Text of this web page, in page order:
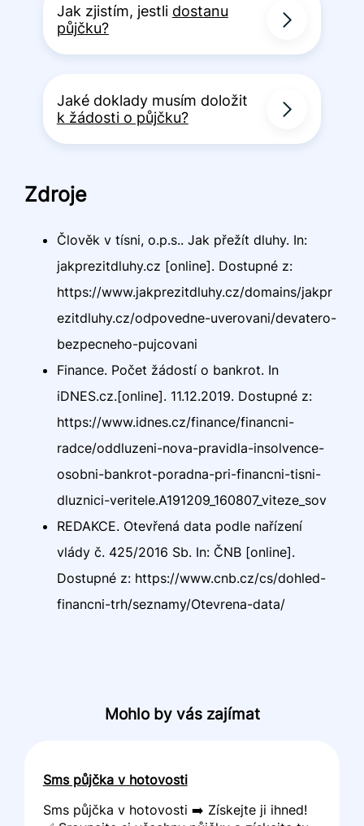
Jak zjistím, jestli dostanu
půjčku?
Jaké doklady musím doložit
k žádosti o půjčku?
Zdroje
Člověk v tísni, o.p.s.. Jak přežít dluhy. In:
jakprezitdluhy.cz [online]. Dostupné z:
https://www.jakprezitdluhy.cz/domains/jakpr
ezitdluhy.cz/odpovedne-uverovani/devatero-
bezpecneho-pujcovani
Finance. Počet žádostí o bankrot. In
iDNES.cz.[online]. 11.12.2019. Dostupné z:
https://www.idnes.cz/finance/financni-
radce/oddluzeni-nova-pravidla-insolvence-
osobni-bankrot-poradna-pri-financni-tisni-
dluznici-veritele.A191209_160807_viteze_sov
REDAKCE. Otevřená data podle nařízení
vlády č. 425/2016 Sb. In: ČNB [online].
Dostupné z: https://www.cnb.cz/cs/dohled-
financni-trh/seznamy/Otevrena-data/
Mohlo by vás zajímat
Sms půjčka v hotovosti
Sms půjčka v hotovosti ➡️ Získejte ji ihned!